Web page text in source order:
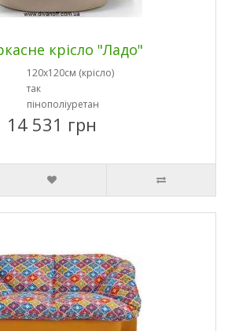
крісло "Ладо"
120х120см (крісло)
так
пінополіуретан
14 531 грн